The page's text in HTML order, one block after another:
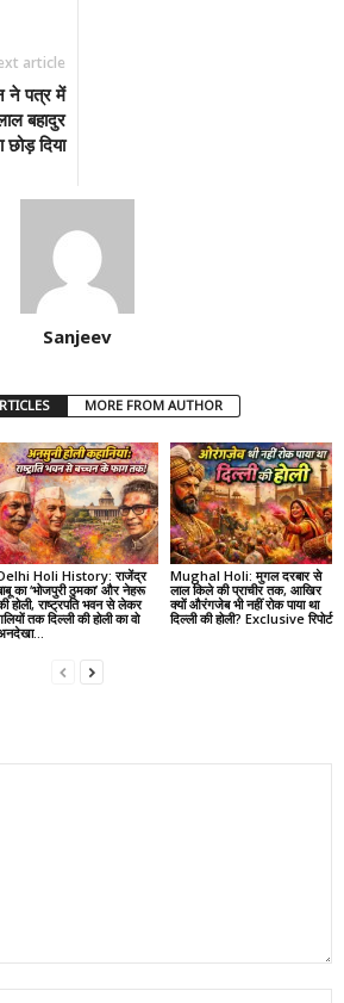
article
ने पत्र में
बहादुर
दिया
Sanjeev
MORE FROM AUTHOR
Holi History: राजेंद्र
का ‘भोजपुरी ठुमका’ और नेहरू
होली, राष्ट्रपति भवन से लेकर
तक दिल्ली की होली का वो
Mughal Holi: मुगल दरबार से
लाल किले की प्राचीर तक, आखिर
क्यों औरंगजेब भी नहीं रोक पाया था
दिल्ली की होली? Exclusive रिपोर्ट